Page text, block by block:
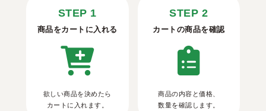
STEP 1
商品をカートに入れる
欲しい商品を決めたら
カートに入れます。
STEP 2
カートの商品を確認
商品の内容と価格、
数量を確認します。